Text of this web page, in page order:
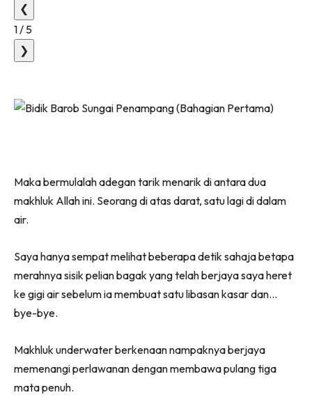
❮
1 / 5
❯
Maka bermulalah adegan tarik menarik di antara dua
makhluk Allah ini. Seorang di atas darat, satu lagi di dalam
air.
Saya hanya sempat melihat beberapa detik sahaja betapa
merahnya sisik pelian bagak yang telah berjaya saya heret
ke gigi air sebelum ia membuat satu libasan kasar dan…
bye-bye.
Makhluk underwater berkenaan nampaknya berjaya
memenangi perlawanan dengan membawa pulang tiga
mata penuh.